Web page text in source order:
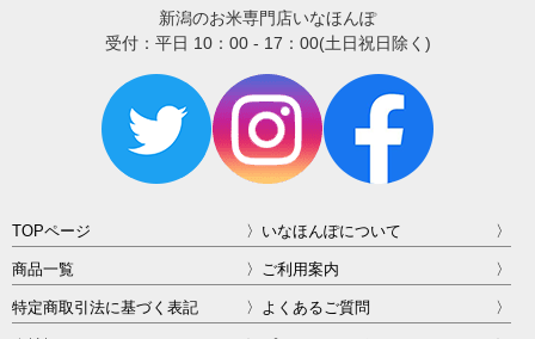
新潟のお米専門店いなほんぽ
受付：平日 10：00 - 17：00(土日祝日除く)
TOPページ いなほんぽについて
商品一覧 ご利用案内
特定商取引法に基づく表記 よくあるご質問